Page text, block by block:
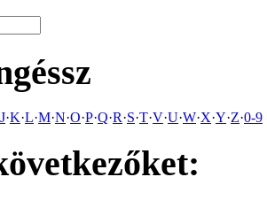
J·K·L·M·N·O·P·Q·R·S·T·V·U·W·X·Y·Z·0-9